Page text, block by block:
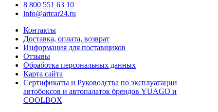
8 800 551 63 10
info@artcar24.ru
Контакты
Доставка, оплата, возврат
Информация для поставщиков
Отзывы
Обработка персональных данных
Карта сайта
Сертификаты и Руководства по эксплуатации
автобоксов и автопалаток брендов YUAGO и
COOLBOX